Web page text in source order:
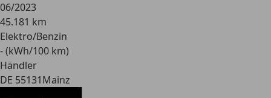
06/2023
45.181 km
Elektro/Benzin
- (kWh/100 km)
Händler
DE 55131Mainz